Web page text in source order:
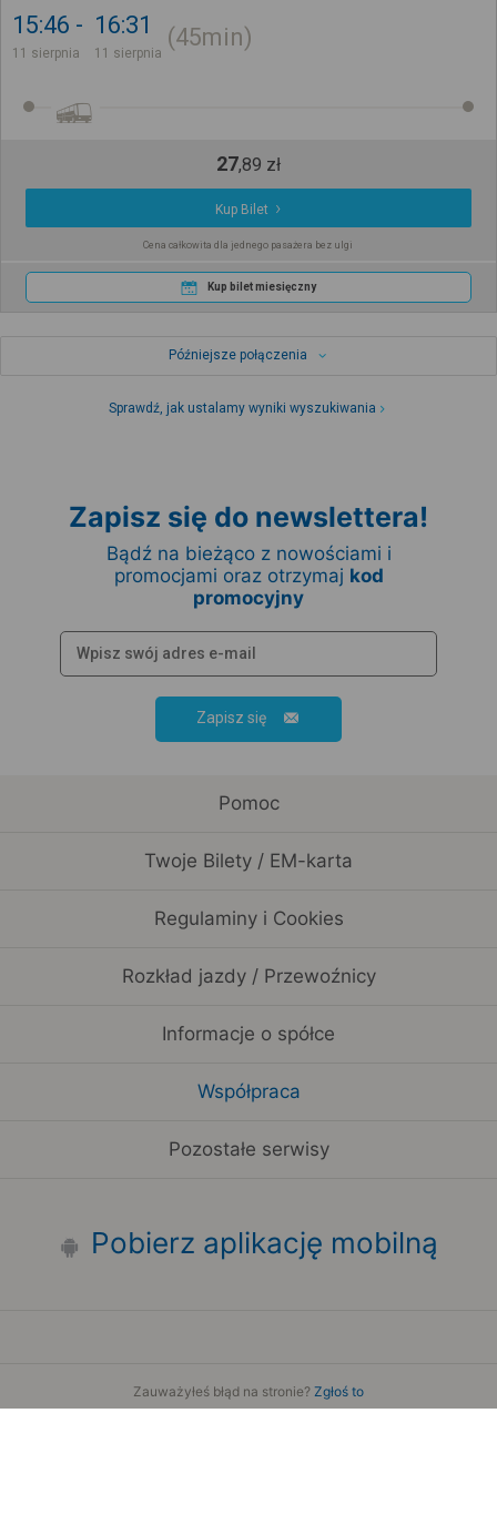
15:46
11 sierpnia
16:31
11 sierpnia
45min
27,89 zł
Kup Bilet
Cena całkowita dla jednego pasażera bez ulgi
Kup bilet miesięczny
Późniejsze połączenia
Sprawdź, jak ustalamy wyniki wyszukiwania
Zapisz się do newslettera!
Bądź na bieżąco z nowościami i
promocjami oraz otrzymaj kod
promocyjny
Zapisz się
Pomoc
Twoje Bilety / EM-karta
Regulaminy i Cookies
Rozkład jazdy / Przewoźnicy
Informacje o spółce
Współpraca
Pozostałe serwisy
Pobierz aplikację mobilną
Zauważyłeś błąd na stronie? Zgłoś to